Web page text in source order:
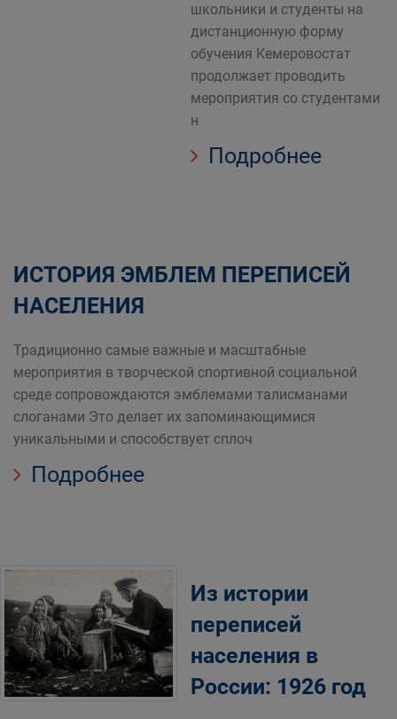
школьники и студенты на
дистанционную форму
обучения Кемеровостат
продолжает проводить
мероприятия со студентами
н
Подробнее
ИСТОРИЯ ЭМБЛЕМ ПЕРЕПИСЕЙ
НАСЕЛЕНИЯ
Традиционно самые важные и масштабные
мероприятия в творческой спортивной социальной
среде сопровождаются эмблемами талисманами
слоганами Это делает их запоминающимися
уникальными и способствует сплоч
Подробнее
Из истории
переписей
населения в
России: 1926 год